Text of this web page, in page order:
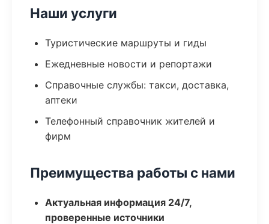
Наши услуги
Туристические маршруты и гиды
Ежедневные новости и репортажи
Справочные службы: такси, доставка,
аптеки
Телефонный справочник жителей и
фирм
Преимущества работы с нами
Актуальная информация 24/7,
проверенные источники